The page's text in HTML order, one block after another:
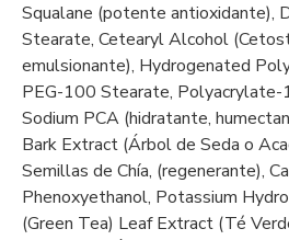
Squalane (potente antioxidante),
Stearate, Cetearyl Alcohol
emulsionante), Hydrogenated
PEG-100 Stearate, Polyacrylate-
Sodium PCA (hidratante,
Bark Extract (Árbol de Seda o
Semillas de Chía, (regenerante),
Phenoxyethanol, Potassium
(Green Tea) Leaf Extract (Té